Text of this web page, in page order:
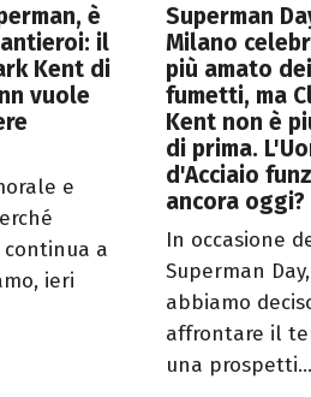
è
il
Kent di
vuole
e
a
ieri
Superman
Milano
più amato dei
fumetti, ma
Kent non è
di prima.
d'Acciaio
ancora oggi?
In occasione
Superman Day,
abbiamo
affrontare il
una prospetti...